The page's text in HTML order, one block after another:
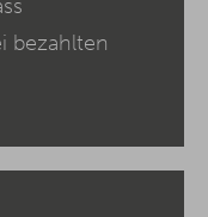
bezahlten